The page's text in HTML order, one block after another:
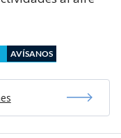
AVÍSANOS